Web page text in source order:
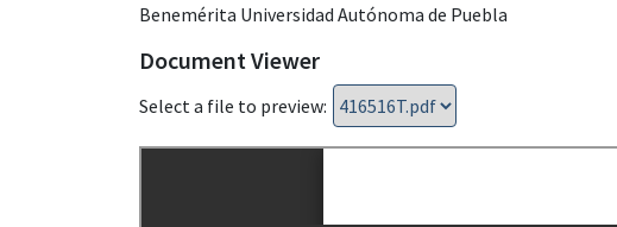
Benemérita Universidad Autónoma de Puebla
Document Viewer
Select a file to preview: